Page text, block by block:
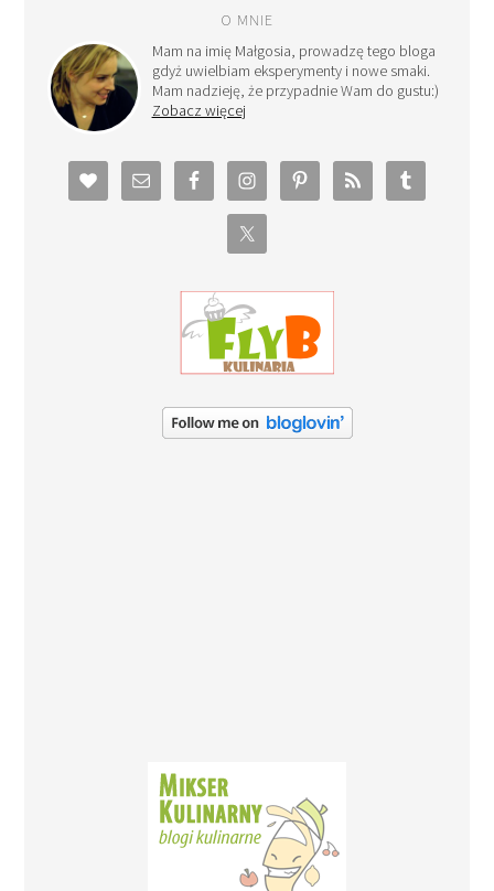
O MNIE
Mam na imię Małgosia, prowadzę tego bloga
gdyż uwielbiam eksperymenty i nowe smaki.
Mam nadzieję, że przypadnie Wam do gustu:)
Zobacz więcej